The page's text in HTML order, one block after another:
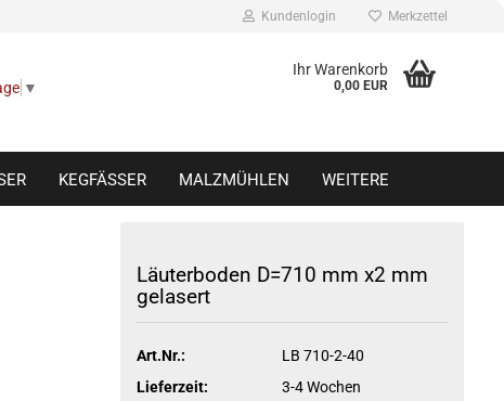
Kundenlogin
Passwort vergessen?
Merkzettel
▼
Ihr Warenkorb
0,00 EUR
KEGFÄSSER MALZMÜHLEN WEITERE
Läuterboden D=710 mm x2 mm
gelasert
Art.Nr.:
LB 710-2-40
Lieferzeit:
3-4 Wochen